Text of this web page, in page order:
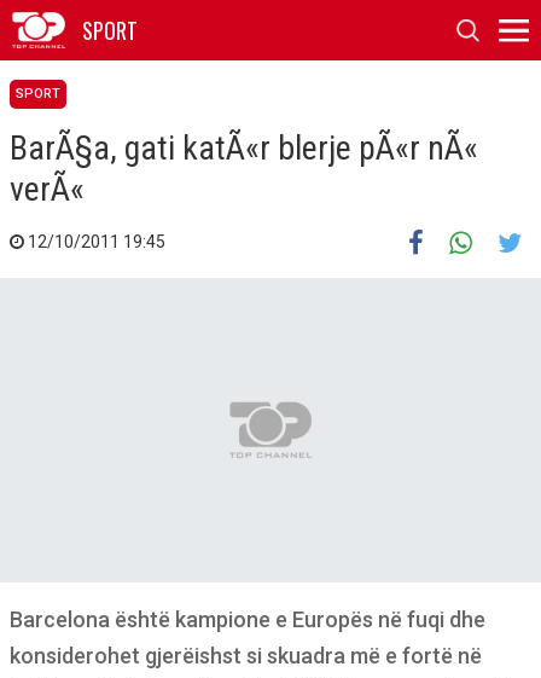
SPORT
SPORT
BarÃ§a, gati katÃ«r blerje pÃ«r nÃ«
verÃ«
12/10/2011 19:45
Barcelona është kampione e Europës në fuqi dhe
konsiderohet gjerëishst si skuadra më e fortë në